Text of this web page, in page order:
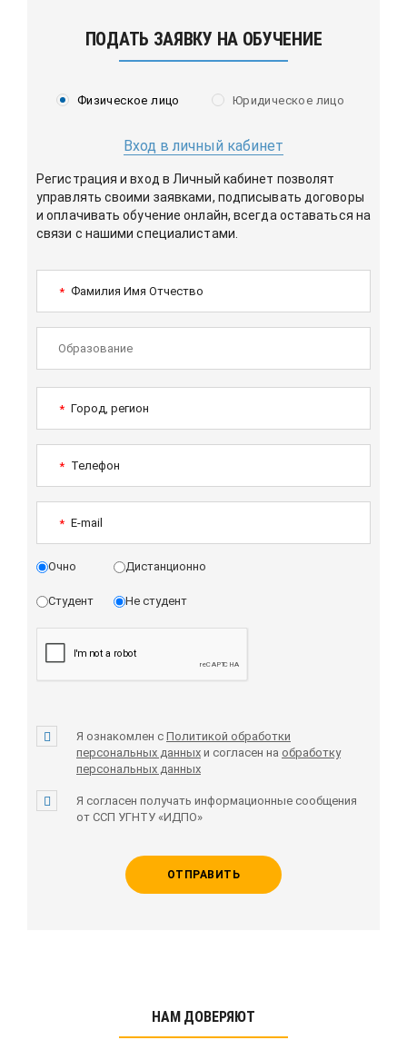
ПОДАТЬ ЗАЯВКУ НА ОБУЧЕНИЕ
Физическое лицо Юридическое лицо
Вход в личный кабинет
Регистрация и вход в Личный кабинет позволят
управлять своими заявками, подписывать договоры
и оплачивать обучение онлайн, всегда оставаться на
связи с нашими специалистами.
* Фамилия Имя Отчество
* Город, регион
* Телефон
* E-mail
Очно Дистанционно
Студент Не студент
Я ознакомлен с Политикой обработки
персональных данных и согласен на обработку
персональных данных
Я согласен получать информационные сообщения
от ССП УГНТУ «ИДПО»
ОТПРАВИТЬ
НАМ ДОВЕРЯЮТ